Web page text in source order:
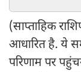
(साप्ताहिक
आधारित है. ये
परिणाम पर